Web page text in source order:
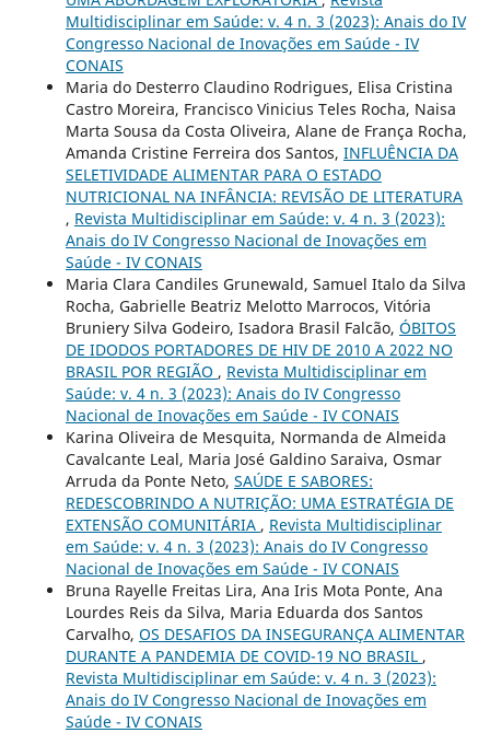
Multidisciplinar em Saúde: v. 4 n. 3 (2023): Anais do IV
Congresso Nacional de Inovações em Saúde - IV
CONAIS
Maria do Desterro Claudino Rodrigues, Elisa Cristina
Castro Moreira, Francisco Vinicius Teles Rocha, Naisa
Marta Sousa da Costa Oliveira, Alane de França Rocha,
Amanda Cristine Ferreira dos Santos, INFLUÊNCIA DA
SELETIVIDADE ALIMENTAR PARA O ESTADO
NUTRICIONAL NA INFÂNCIA: REVISÃO DE LITERATURA
, Revista Multidisciplinar em Saúde: v. 4 n. 3 (2023):
Anais do IV Congresso Nacional de Inovações em
Saúde - IV CONAIS
Maria Clara Candiles Grunewald, Samuel Italo da Silva
Rocha, Gabrielle Beatriz Melotto Marrocos, Vitória
Bruniery Silva Godeiro, Isadora Brasil Falcão, ÓBITOS
DE IDODOS PORTADORES DE HIV DE 2010 A 2022 NO
BRASIL POR REGIÃO , Revista Multidisciplinar em
Saúde: v. 4 n. 3 (2023): Anais do IV Congresso
Nacional de Inovações em Saúde - IV CONAIS
Karina Oliveira de Mesquita, Normanda de Almeida
Cavalcante Leal, Maria José Galdino Saraiva, Osmar
Arruda da Ponte Neto, SAÚDE E SABORES:
REDESCOBRINDO A NUTRIÇÃO: UMA ESTRATÉGIA DE
EXTENSÃO COMUNITÁRIA , Revista Multidisciplinar
em Saúde: v. 4 n. 3 (2023): Anais do IV Congresso
Nacional de Inovações em Saúde - IV CONAIS
Bruna Rayelle Freitas Lira, Ana Iris Mota Ponte, Ana
Lourdes Reis da Silva, Maria Eduarda dos Santos
Carvalho, OS DESAFIOS DA INSEGURANÇA ALIMENTAR
DURANTE A PANDEMIA DE COVID-19 NO BRASIL ,
Revista Multidisciplinar em Saúde: v. 4 n. 3 (2023):
Anais do IV Congresso Nacional de Inovações em
Saúde - IV CONAIS